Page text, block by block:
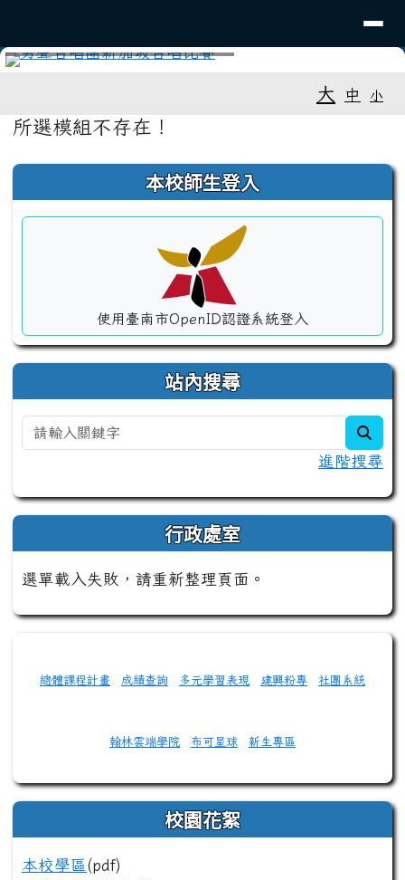
大 中 小
主內容區域
所選模組不存在！
左邊區域內容本校師生登入
使用臺南市OpenID認證系統登入
站內搜尋
進階搜尋
行政處室
選單載入失敗，請重新整理頁面。
總體課程計畫 成績查詢 多元學習表現 建興粉專 社團系統
翰林雲端學院 布可星球 新生專區
校園花絮
本校學區 (pdf)
頁尾區域